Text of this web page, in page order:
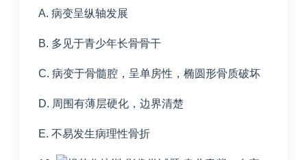
A. 病变呈纵轴发展
B. 多见于青少年长骨骨干
C. 病变于骨髓腔，呈单房性，椭圆形骨质破坏
D. 周围有薄层硬化，边界清楚
E. 不易发生病理性骨折